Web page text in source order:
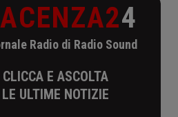
4
Radio di Radio Sound
CLICCA E ASCOLTA
LE ULTIME NOTIZIE